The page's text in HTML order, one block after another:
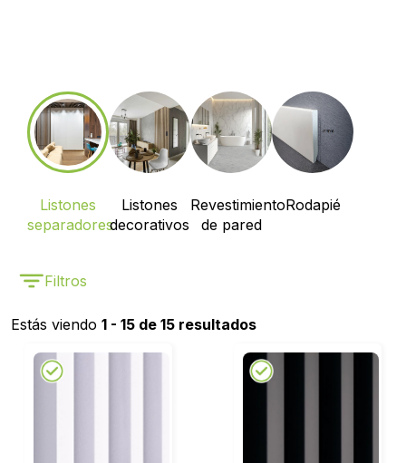
Listones
separadores
Listones
decorativos
Revestimiento
de pared
Rodapié
Filtros
Estás viendo 1 - 15 de 15 resultados